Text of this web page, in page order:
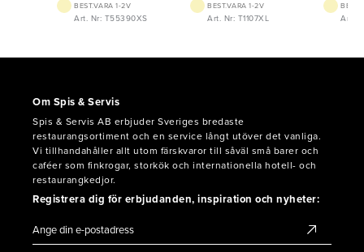
BEST.VARA 1-2V
Art. Nr: T55390XS
BEST.VARA 1-2V
Art. Nr: T1107XL Art.
Om Spis & Servis
Spis & Servis AB erbjuder Sveriges bredaste
restaurangsortiment och en service långt utöver det vanliga.
Vi tillhandahåller allt utom färskvaror till såväl små barer och
caféer som finkrogar, storkök och internationella hotell- och
restaurangkedjor.
Registrera dig för erbjudanden, inspiration och nyheter: